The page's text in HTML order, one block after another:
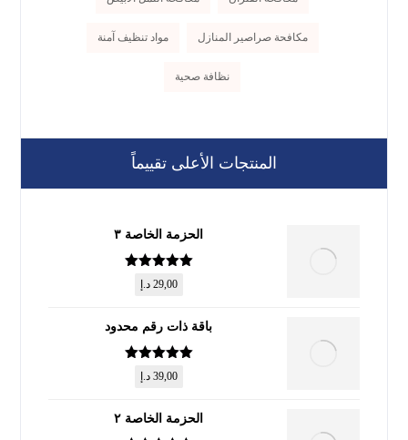
مكافحة صراصير المنازل مواد تنظيف آمنة
نظافة صحية
المنتجات الأعلى تقييماً
الحزمة الخاصة ٣
تم التقييم
من 5
29,00 د.إ
باقة ذات رقم محدود
تم التقييم
من 5
39,00 د.إ
الحزمة الخاصة ٢